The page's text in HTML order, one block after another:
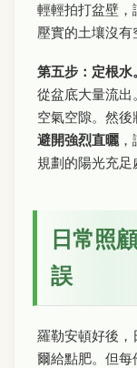
輕輕拍打盆壁，
壓實的土壤沒有
第五步：定根水。
從盆底大量流
空氣空隙。然後
避開強烈直曬，
規劃的陽光充足
日常照
誤
羅勒安頓好後
爾給點肥。但每